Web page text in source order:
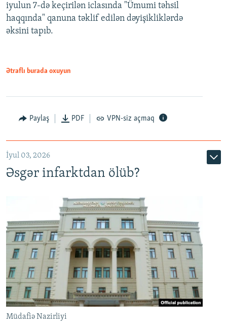
Auto 240p 360p 480p
720p 1080p
720p
iyulun 7-də keçirilən iclasında "Ümumi təhsil
haqqında" qanuna təklif edilən dəyişikliklərdə
əksini tapıb.
Ətraflı burada oxuyun
Paylaş PDF VPN-siz açmaq
İyul 03, 2026
Əsgər infarktdan ölüb?
Müdafiə Nazirliyi